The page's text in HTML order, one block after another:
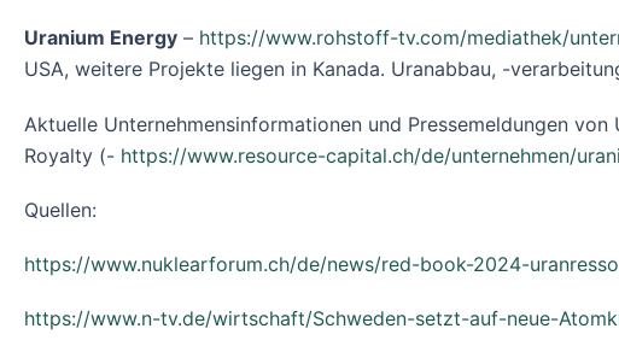
Uranium Energy – https://www.rohstoff-tv.com/mediathek/
USA, weitere Projekte liegen in Kanada. Uranabbau, -
Aktuelle Unternehmensinformationen und Pressemeldungen von
Royalty (- https://www.resource-capital.ch/de/unternehmen/
Quellen:
https://www.nuklearforum.ch/de/news/red-book-2024-
https://www.n-tv.de/wirtschaft/Schweden-setzt-auf-neue-